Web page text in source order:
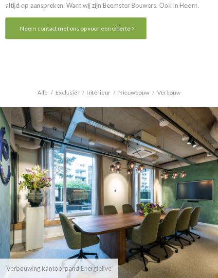
altijd op aanspreken. Want wij zijn Beemster Bouwers. Ook in Hoorn.
Neem contact met ons op voor een offerte
Alle / Exclusief / Interieur / Nieuwbouw / Verbouw
Verbouwing kantoorpand Energielive